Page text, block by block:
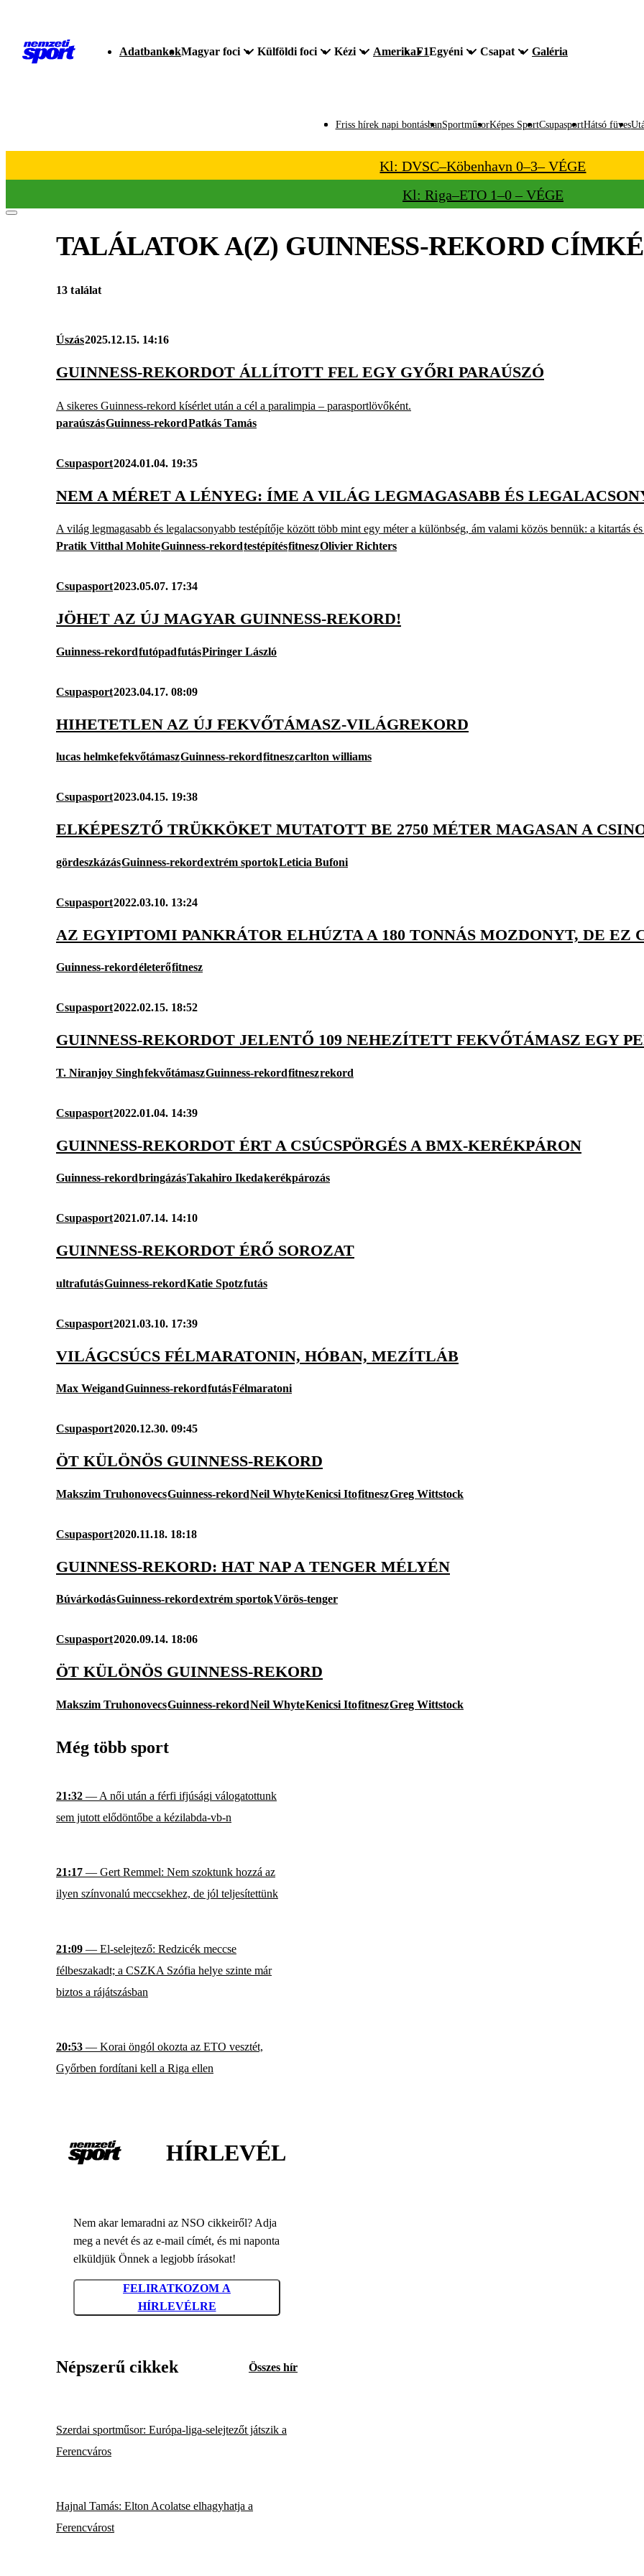
AdatbankokMagyar foci Külföldi foci Kézi AmerikaF1Egyéni Csapat Galéria
Friss hírek napi bontásbanSportműsorKépes SportCsupasportHátsó füves
Kl: DVSC–Köbenhavn 0–3– VÉGE
Kl: Riga–ETO 1–0 – VÉGE
TALÁLATOK A(Z) GUINNESS-REKORD
13 találat
Úszás2025.12.15. 14:16
GUINNESS-REKORDOT ÁLLÍTOTT FEL EGY GYŐRI PARAÚSZÓ
A sikeres Guinness-rekord kísérlet után a cél a paralimpia – parasportlövőként.
paraúszásGuinness-rekordPatkás Tamás
Csupasport2024.01.04. 19:35
NEM A MÉRET A LÉNYEG: ÍME A VILÁG LEGMAGASABB ÉS
A világ legmagasabb és legalacsonyabb testépítője között több mint egy méter a különbség, ám valami közös bennük: a kitartás
Pratik Vitthal MohiteGuinness-rekordtestépítésfitneszOlivier Richters
Csupasport2023.05.07. 17:34
JÖHET AZ ÚJ MAGYAR GUINNESS-REKORD!
Guinness-rekordfutópadfutásPiringer László
Csupasport2023.04.17. 08:09
HIHETETLEN AZ ÚJ FEKVŐTÁMASZ-VILÁGREKORD
lucas helmkefekvőtámaszGuinness-rekordfitneszcarlton williams
Csupasport2023.04.15. 19:38
ELKÉPESZTŐ TRÜKKÖKET MUTATOTT BE 2750 MÉTER MAGASAN A
gördeszkázásGuinness-rekordextrém sportokLeticia Bufoni
Csupasport2022.03.10. 13:24
AZ EGYIPTOMI PANKRÁTOR ELHÚZTA A 180 TONNÁS MOZDONYT, DE EZ
Guinness-rekordéleterőfitnesz
Csupasport2022.02.15. 18:52
GUINNESS-REKORDOT JELENTŐ 109 NEHEZÍTETT FEKVŐTÁMASZ EGY
T. Niranjoy SinghfekvőtámaszGuinness-rekordfitneszrekord
Csupasport2022.01.04. 14:39
GUINNESS-REKORDOT ÉRT A CSÚCSPÖRGÉS A BMX-KERÉKPÁRON
Guinness-rekordbringázásTakahiro Ikedakerékpározás
Csupasport2021.07.14. 14:10
GUINNESS-REKORDOT ÉRŐ SOROZAT
ultrafutásGuinness-rekordKatie Spotzfutás
Csupasport2021.03.10. 17:39
VILÁGCSÚCS FÉLMARATONIN, HÓBAN, MEZÍTLÁB
Max WeigandGuinness-rekordfutásFélmaratoni
Csupasport2020.12.30. 09:45
ÖT KÜLÖNÖS GUINNESS-REKORD
Makszim TruhonovecsGuinness-rekordNeil WhyteKenicsi ItofitneszGreg Wittstock
Csupasport2020.11.18. 18:18
GUINNESS-REKORD: HAT NAP A TENGER MÉLYÉN
BúvárkodásGuinness-rekordextrém sportokVörös-tenger
Csupasport2020.09.14. 18:06
ÖT KÜLÖNÖS GUINNESS-REKORD
Makszim TruhonovecsGuinness-rekordNeil WhyteKenicsi ItofitneszGreg Wittstock
Még több sport
21:32 — A női után a férfi ifjúsági válogatottunk
sem jutott elődöntőbe a kézilabda-vb-n
21:17 — Gert Remmel: Nem szoktunk hozzá az
ilyen színvonalú meccsekhez, de jól teljesítettünk
21:09 — El-selejtező: Redzicék meccse
félbeszakadt; a CSZKA Szófia helye szinte már
biztos a rájátszásban
20:53 — Korai öngól okozta az ETO vesztét,
Győrben fordítani kell a Riga ellen
HÍRLEVÉL
Nem akar lemaradni az NSO cikkeiről? Adja
meg a nevét és az e-mail címét, és mi naponta
elküldjük Önnek a legjobb írásokat!
FELIRATKOZOM A
HÍRLEVÉLRE
Népszerű cikkek Összes hír
Szerdai sportműsor: Európa-liga-selejtezőt játszik a
Ferencváros
Hajnal Tamás: Elton Acolatse elhagyhatja a
Ferencvárost